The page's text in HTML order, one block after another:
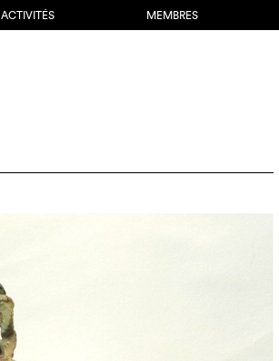
ACTIVITÉS MEMBRES